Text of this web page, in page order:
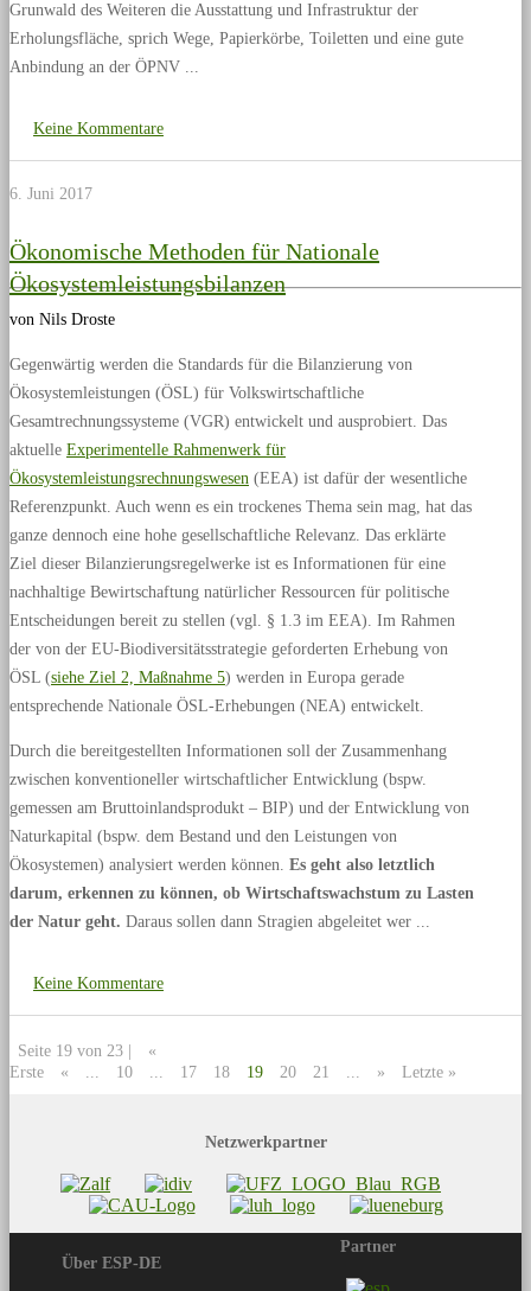
Grunwald des Weiteren die Ausstattung und Infrastruktur der
Erholungsfläche, sprich Wege, Papierkörbe, Toiletten und eine gute
Anbindung an der ÖPNV
Keine Kommentare
6. Juni 2017
Ökonomische Methoden für Nationale
Ökosystemleistungsbilanzen
von Nils Droste
Gegenwärtig werden die Standards für die Bilanzierung von
Ökosystemleistungen (ÖSL) für Volkswirtschaftliche
Gesamtrechnungssysteme (VGR) entwickelt und ausprobiert. Das
aktuelle Experimentelle Rahmenwerk für
Ökosystemleistungsrechnungswesen (EEA) ist dafür der wesentliche
Referenzpunkt. Auch wenn es ein trockenes Thema sein mag, hat das
ganze dennoch eine hohe gesellschaftliche Relevanz. Das erklärte
Ziel dieser Bilanzierungsregelwerke ist es Informationen für eine
nachhaltige Bewirtschaftung natürlicher Ressourcen für politische
Entscheidungen bereit zu stellen (vgl. § 1.3 im EEA). Im Rahmen
der von der EU-Biodiversitätsstrategie geforderten Erhebung von
ÖSL (siehe Ziel 2, Maßnahme 5) werden in Europa gerade
entsprechende Nationale ÖSL-Erhebungen (NEA) entwickelt.
Durch die bereitgestellten Informationen soll der Zusammenhang
zwischen konventioneller wirtschaftlicher Entwicklung (bspw.
gemessen am Bruttoinlandsprodukt – BIP) und der Entwicklung von
Naturkapital (bspw. dem Bestand und den Leistungen von
Ökosystemen) analysiert werden können. Es geht also letztlich
darum, erkennen zu können, ob Wirtschaftswachstum zu Lasten
der Natur geht. Daraus sollen dann Stragien abgeleitet wer
Keine Kommentare
Seite 19 von 23 |
«
Erste
« ... 10 ... 17 18 19 20 21 ... » Letzte »
Netzwerkpartner
Über ESP-DE
Partner